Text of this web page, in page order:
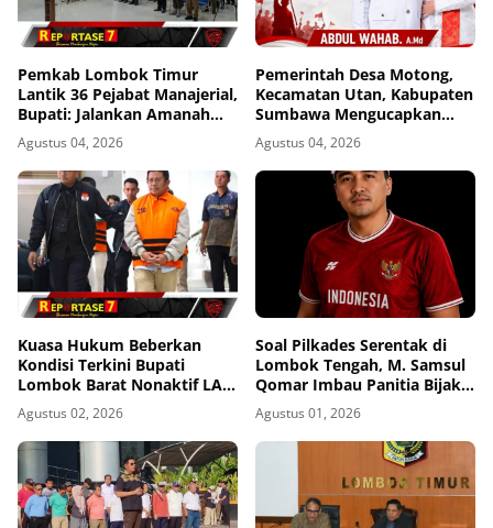
Pemkab Lombok Timur
Lantik 36 Pejabat Manajerial,
Bupati: Jalankan Amanah
dengan Penuh Tanggung
Jawab
Agustus 04, 2026
Pemerintah Desa Motong,
Kecamatan Utan, Kabupaten
Sumbawa Mengucapkan
Dirgahayu Republik
Indonesia ke-81
Agustus 04, 2026
Kuasa Hukum Beberkan
Kondisi Terkini Bupati
Lombok Barat Nonaktif LAZ
di Rutan KPK, Pasrah dan
Kooperatif
Agustus 02, 2026
Soal Pilkades Serentak di
Lombok Tengah, M. Samsul
Qomar Imbau Panitia Bijak
dan Calon Kades Hindari
Money Politics
Agustus 01, 2026